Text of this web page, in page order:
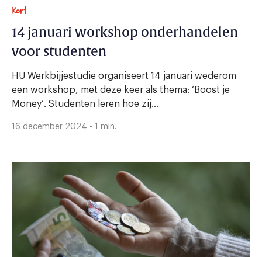
Kort
14 januari workshop onderhandelen
voor studenten
HU Werkbijjestudie organiseert 14 januari wederom
een workshop, met deze keer als thema: ‘Boost je
Money’. Studenten leren hoe zij...
16 december 2024 - 1 min.